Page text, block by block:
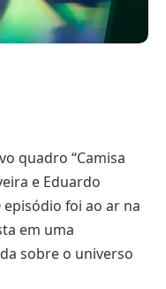
quadro “Camisa
e Eduardo
episódio foi ao ar na
em uma
sobre o universo